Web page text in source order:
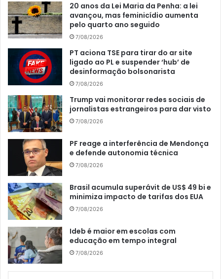
20 anos da Lei Maria da Penha: a lei
avançou, mas feminicídio aumenta
pelo quarto ano seguido
7/08/2026
PT aciona TSE para tirar do ar site
ligado ao PL e suspender ‘hub’ de
desinformação bolsonarista
7/08/2026
Trump vai monitorar redes sociais de
jornalistas estrangeiros para dar visto
7/08/2026
PF reage a interferência de Mendonça
e defende autonomia técnica
7/08/2026
Brasil acumula superávit de US$ 49 bi e
minimiza impacto de tarifas dos EUA
7/08/2026
Ideb é maior em escolas com
educação em tempo integral
7/08/2026